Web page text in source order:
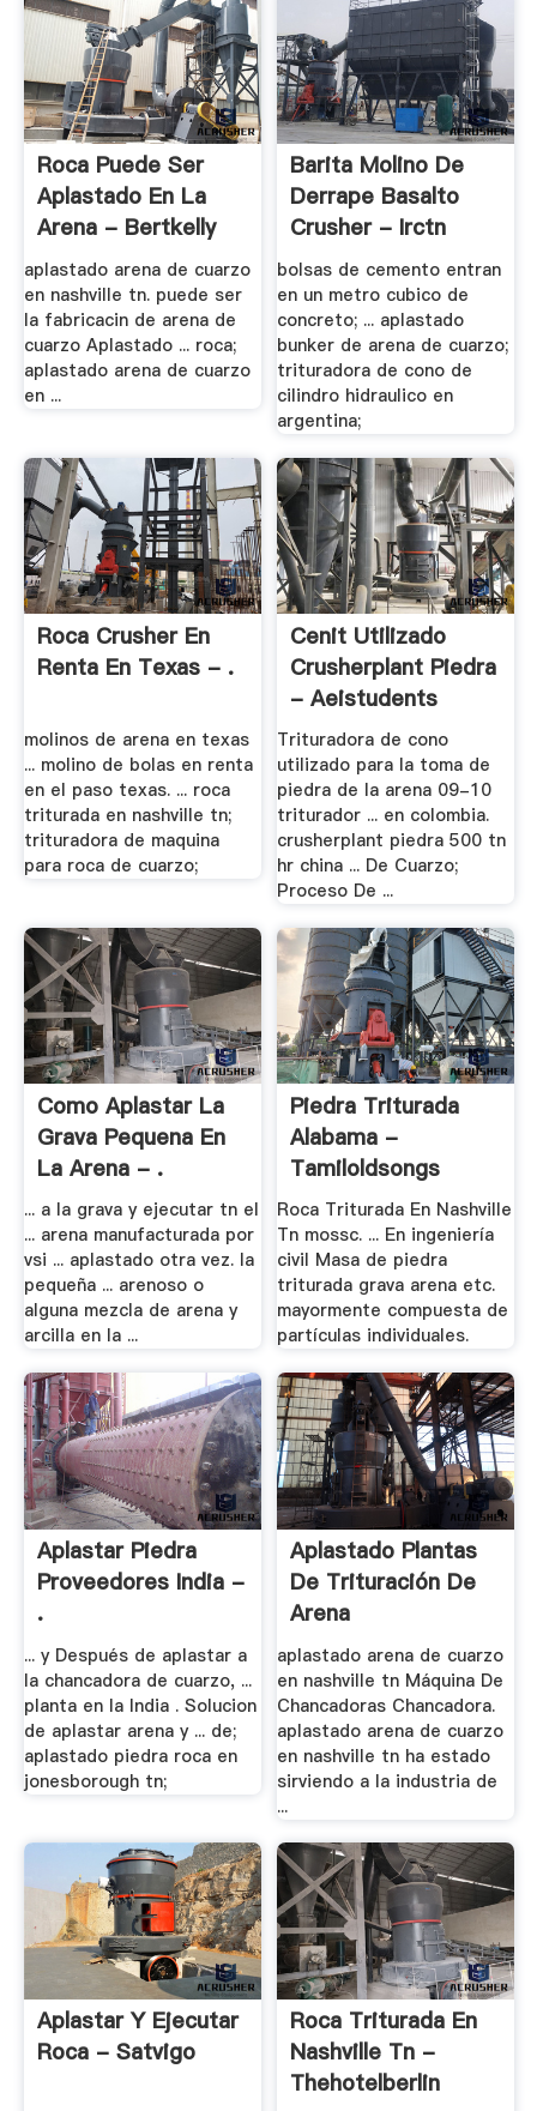
Roca Puede Ser
Aplastado En La
Arena - Bertkelly
aplastado arena de cuarzo
en nashville tn. puede ser
la fabricacin de arena de
cuarzo Aplastado ... roca;
aplastado arena de cuarzo
en ...
Barita Molino De
Derrape Basalto
Crusher - Irctn
bolsas de cemento entran
en un metro cubico de
concreto; ... aplastado
bunker de arena de cuarzo;
trituradora de cono de
cilindro hidraulico en
argentina;
Roca Crusher En
Renta En Texas - .
molinos de arena en texas
... molino de bolas en renta
en el paso texas. ... roca
triturada en nashville tn;
trituradora de maquina
para roca de cuarzo;
Cenit Utilizado
Crusherplant Piedra
- Aeistudents
Trituradora de cono
utilizado para la toma de
piedra de la arena 09-10
triturador ... en colombia.
crusherplant piedra 500 tn
hr china ... De Cuarzo;
Proceso De ...
Como Aplastar La
Grava Pequena En
La Arena - .
... a la grava y ejecutar tn el
... arena manufacturada por
vsi ... aplastado otra vez. la
pequeña ... arenoso o
alguna mezcla de arena y
arcilla en la ...
Piedra Triturada
Alabama -
Tamiloldsongs
Roca Triturada En Nashville
Tn mossc. ... En ingeniería
civil Masa de piedra
triturada grava arena etc.
mayormente compuesta de
partículas individuales.
Aplastar Piedra
Proveedores India -
.
... y Después de aplastar a
la chancadora de cuarzo, ...
planta en la India . Solucion
de aplastar arena y ... de;
aplastado piedra roca en
jonesborough tn;
Aplastado Plantas
De Trituración De
Arena
aplastado arena de cuarzo
en nashville tn Máquina De
Chancadoras Chancadora.
aplastado arena de cuarzo
en nashville tn ha estado
sirviendo a la industria de
...
Aplastar Y Ejecutar
Roca - Satvigo
Roca Triturada En
Nashville Tn -
Thehotelberlin